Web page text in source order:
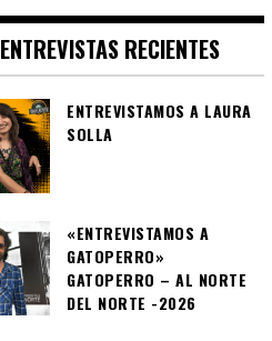
ENTREVISTAS RECIENTES
ENTREVISTAMOS A LAURA
SOLLA
«ENTREVISTAMOS A
GATOPERRO»
GATOPERRO – AL NORTE
DEL NORTE -2026